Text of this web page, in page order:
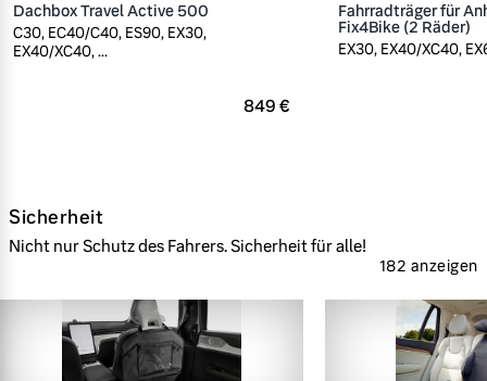
Dachbox Travel Active 500
C30, EC40/C40, ES90, EX30,
EX40/XC40, ...
849 €
Fahrradträger für
Fix4Bike (2 Räder)
EX30, EX40/XC40,
Sicherheit
Nicht nur Schutz des Fahrers. Sicherheit für alle!
182 anzeigen